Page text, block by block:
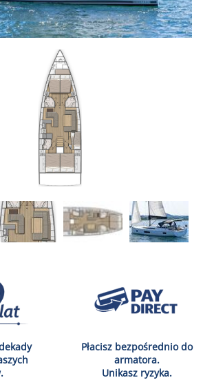
Płacisz bezpośrednio do
armatora.
Unikasz ryzyka.